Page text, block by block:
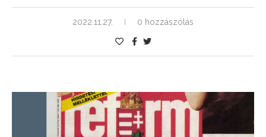
2022.11.27. 0 hozzászólás